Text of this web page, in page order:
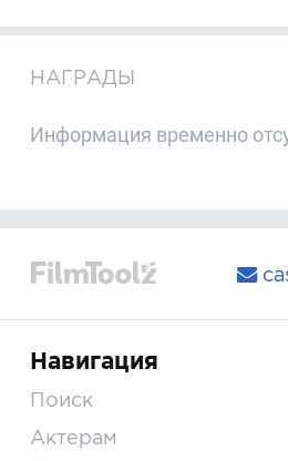
НАГРАДЫ
Информация временно
Навигация
Поиск
Актерам